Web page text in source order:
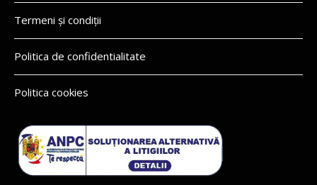
Termeni și condiții
Politica de confidentialitate
Politica cookies